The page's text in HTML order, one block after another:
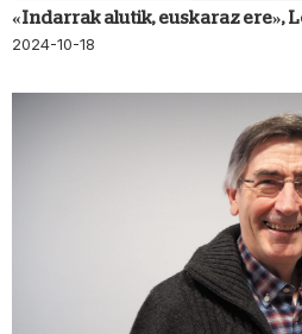
«Indarrak alutik, euskaraz ere»,
2024-10-18